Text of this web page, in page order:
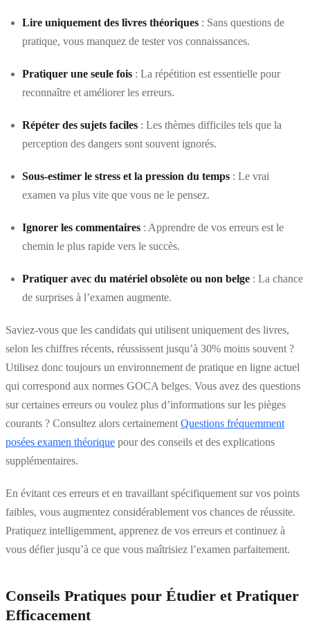
Lire uniquement des livres théoriques : Sans questions de
pratique, vous manquez de tester vos connaissances.
Pratiquer une seule fois : La répétition est essentielle pour
reconnaître et améliorer les erreurs.
Répéter des sujets faciles : Les thèmes difficiles tels que la
perception des dangers sont souvent ignorés.
Sous-estimer le stress et la pression du temps : Le vrai
examen va plus vite que vous ne le pensez.
Ignorer les commentaires : Apprendre de vos erreurs est le
chemin le plus rapide vers le succès.
Pratiquer avec du matériel obsolète ou non belge : La chance
de surprises à l’examen augmente.
Saviez-vous que les candidats qui utilisent uniquement des livres,
selon les chiffres récents, réussissent jusqu’à 30% moins souvent ?
Utilisez donc toujours un environnement de pratique en ligne actuel
qui correspond aux normes GOCA belges. Vous avez des questions
sur certaines erreurs ou voulez plus d’informations sur les pièges
courants ? Consultez alors certainement Questions fréquemment
posées examen théorique pour des conseils et des explications
supplémentaires.
En évitant ces erreurs et en travaillant spécifiquement sur vos points
faibles, vous augmentez considérablement vos chances de réussite.
Pratiquez intelligemment, apprenez de vos erreurs et continuez à
vous défier jusqu’à ce que vous maîtrisiez l’examen parfaitement.
Conseils Pratiques pour Étudier et Pratiquer
Efficacement